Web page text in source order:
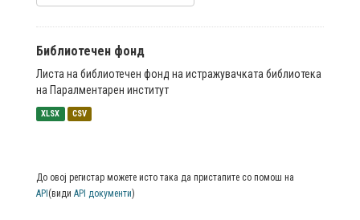
Библиотечен фонд
Листа на библиотечен фонд на истражувачката библиотека
на Паралментарен институт
XLSX CSV
До овој регистар можете исто така да пристапите со помош на
API (види API документи)